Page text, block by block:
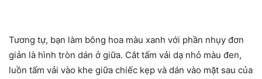
Tương tự, bạn làm bông hoa màu xanh với phần nhụy đơn
giản là hình tròn dán ở giữa. Cắt tấm vải dạ nhỏ màu đen,
luồn tấm vải vào khe giữa chiếc kẹp và dán vào mặt sau của